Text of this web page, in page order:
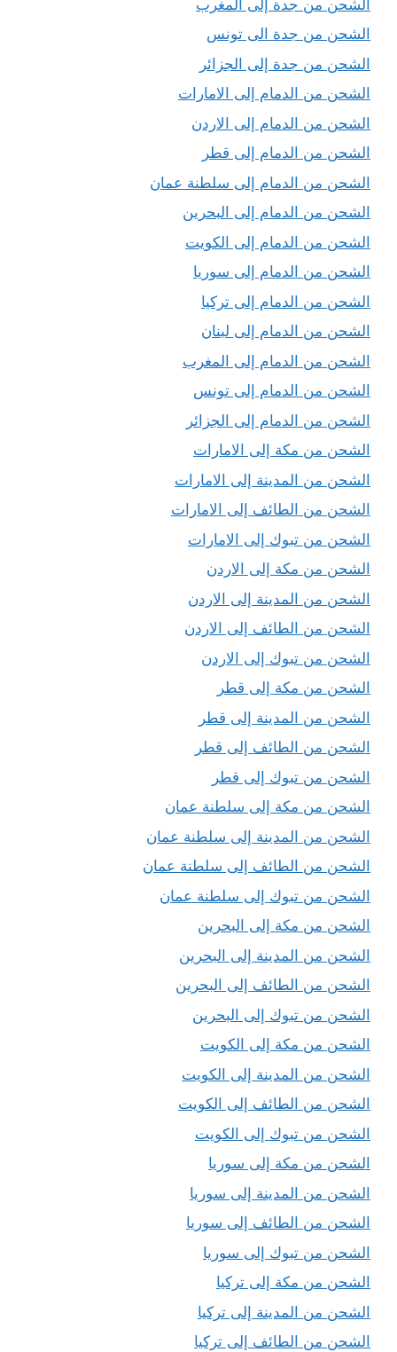
الشحن من جدة إلى المغرب
الشحن من جدة الى تونس
الشحن من جدة إلى الجزائر
الشحن من الدمام إلى الامارات
الشحن من الدمام إلى الاردن
الشحن من الدمام إلى قطر
الشحن من الدمام إلى سلطنة عمان
الشحن من الدمام إلى البحرين
الشحن من الدمام إلى الكويت
الشحن من الدمام إلى سوريا
الشحن من الدمام إلى تركيا
الشحن من الدمام إلى لبنان
الشحن من الدمام إلى المغرب
الشحن من الدمام إلى تونس
الشحن من الدمام إلى الجزائر
الشحن من مكة إلى الامارات
الشحن من المدينة إلى الامارات
الشحن من الطائف إلى الامارات
الشحن من تبوك إلى الامارات
الشحن من مكة إلى الاردن
الشحن من المدينة إلى الاردن
الشحن من الطائف إلى الاردن
الشحن من تبوك إلى الاردن
الشحن من مكة إلى قطر
الشحن من المدينة إلى قطر
الشحن من الطائف إلى قطر
الشحن من تبوك إلى قطر
الشحن من مكة إلى سلطنة عمان
الشحن من المدينة إلى سلطنة عمان
الشحن من الطائف إلى سلطنة عمان
الشحن من تبوك إلى سلطنة عمان
الشحن من مكة إلى البحرين
الشحن من المدينة إلى البحرين
الشحن من الطائف إلى البحرين
الشحن من تبوك إلى البحرين
الشحن من مكة إلى الكويت
الشحن من المدينة إلى الكويت
الشحن من الطائف إلى الكويت
الشحن من تبوك إلى الكويت
الشحن من مكة إلى سوريا
الشحن من المدينة إلى سوريا
الشحن من الطائف إلى سوريا
الشحن من تبوك إلى سوريا
الشحن من مكة إلى تركيا
الشحن من المدينة إلى تركيا
الشحن من الطائف إلى تركيا